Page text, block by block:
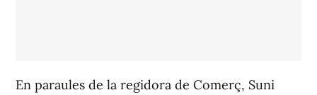
En paraules de la regidora de Comerç, Suni